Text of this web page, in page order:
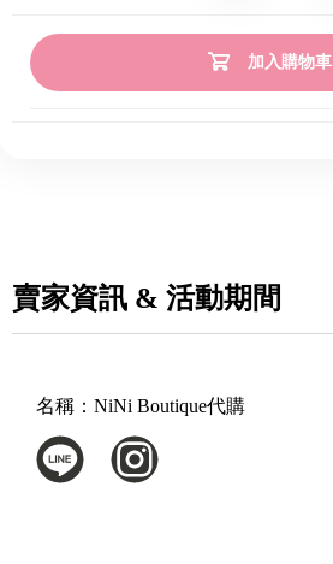
加入購物車
賣家資訊 & 活動期間
名稱： NiNi Boutique代購